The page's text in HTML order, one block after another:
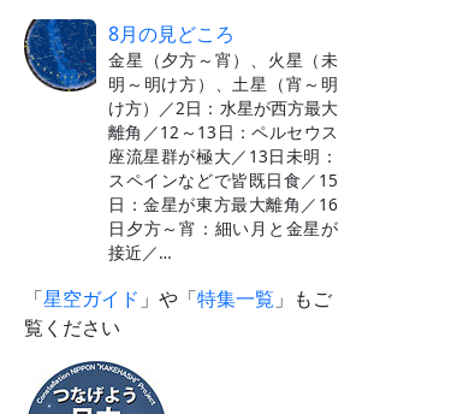
8月の見どころ
金星（夕方～宵）、火星（未
明～明け方）、土星（宵～明
け方）／2日：水星が西方最大
離角／12～13日：ペルセウス
座流星群が極大／13日未明：
スペインなどで皆既日食／15
日：金星が東方最大離角／16
日夕方～宵：細い月と金星が
接近／…
「星空ガイド 」や「特集一覧 」もご
覧ください